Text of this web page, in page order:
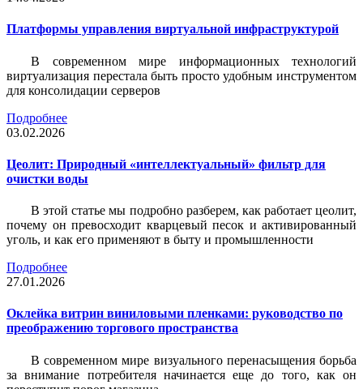
Платформы управления виртуальной инфраструктурой
В современном мире информационных технологий
виртуализация перестала быть просто удобным инструментом
для консолидации серверов
Подробнее
03.02.2026
Цеолит: Природный «интеллектуальный» фильтр для
очистки воды
В этой статье мы подробно разберем, как работает цеолит,
почему он превосходит кварцевый песок и активированный
уголь, и как его применяют в быту и промышленности
Подробнее
27.01.2026
Оклейка витрин виниловыми пленками: руководство по
преображению торгового пространства
В современном мире визуального перенасыщения борьба
за внимание потребителя начинается еще до того, как он